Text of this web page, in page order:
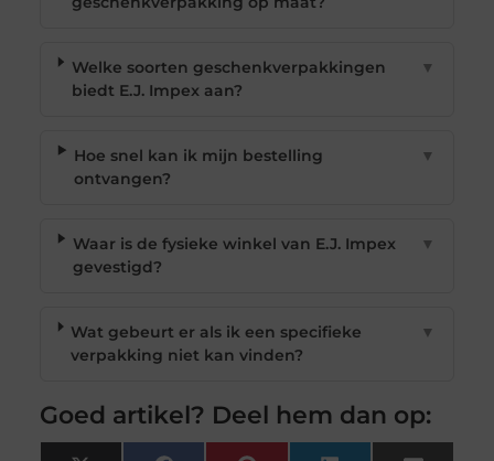
Welke soorten geschenkverpakkingen
biedt E.J. Impex aan?
▼
Hoe snel kan ik mijn bestelling
ontvangen?
▼
Waar is de fysieke winkel van E.J. Impex
gevestigd?
▼
Wat gebeurt er als ik een specifieke
verpakking niet kan vinden?
▼
Goed artikel? Deel hem dan op: